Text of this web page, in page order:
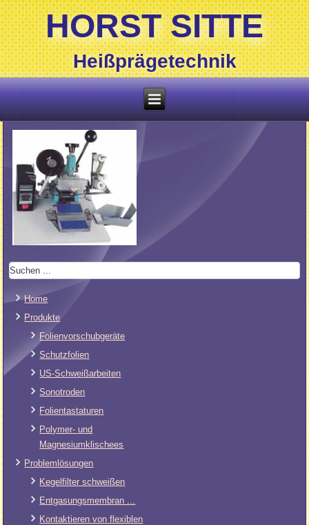
HORST SITTE
Heißprägetechnik
Home
Produkte
Folienvorschubgeräte
Schutzfolien
US-Schweißarbeiten
Sonotroden
Folientastaturen
Polymer- und
Magnesiumklischees
Problemlösungen
Kegelfilter schweißen
Entgasungsmembran ...
Kontaktieren von flexiblen